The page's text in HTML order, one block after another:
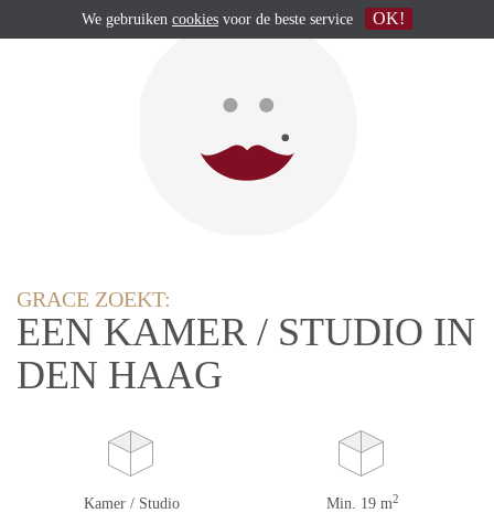
GRACE ZOEKT:
EEN KAMER / STUDIO IN
DEN HAAG
Kamer / Studio Min. 19 m2
We gebruiken cookies voor de beste service OK!